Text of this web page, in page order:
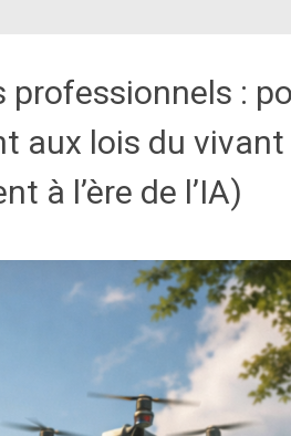
:
aux lois du
à l’ère de l’IA)